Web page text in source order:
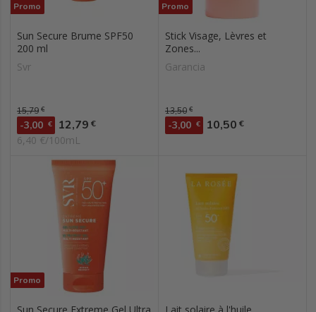
Promo
Sun Secure Brume SPF50
200 ml
Svr
Prix de base
15,79 €
-3,00 € Prix
12,79 €
6,40 €/100mL
Promo
Stick Visage, Lèvres et
Zones...
Garancia
Prix de base
13,50 €
-3,00 € Prix
10,50 €
Promo